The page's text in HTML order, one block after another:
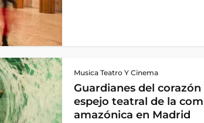
Musica Teatro Y Cinema
Guardianes del
espejo teatral de la
amazónica en Madrid